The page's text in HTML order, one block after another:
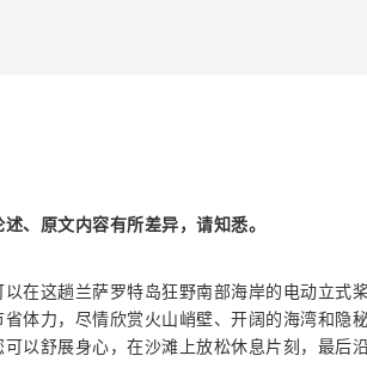
、原文内容有所差异，请知悉。
在这趟兰萨罗特岛狂野南部海岸的电动立式
体力，尽情欣赏火山峭壁、开阔的海湾和隐
以舒展身心，在沙滩上放松休息片刻，最后